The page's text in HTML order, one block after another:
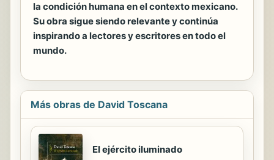
la condición humana en el contexto mexicano.
Su obra sigue siendo relevante y continúa
inspirando a lectores y escritores en todo el
mundo.
Más obras de David Toscana
El ejército iluminado